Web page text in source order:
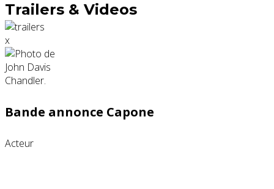
Trailers & Videos
x
Bande annonce Capone
Acteur